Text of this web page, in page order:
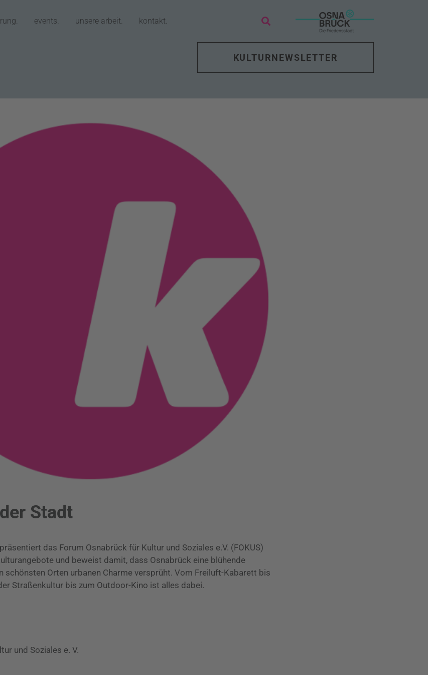
events. unsere arbeit. kontakt.
KULTURNEWSLETTER
Stadt
das Forum Osnabrück für Kultur und Soziales e.V. (FOKUS)
und beweist damit, dass Osnabrück eine blühende
schönsten Orten urbanen Charme versprüht. Vom Freiluft-Kabarett bis
Straßenkultur bis zum Outdoor-Kino ist alles dabei.
und Soziales e. V.